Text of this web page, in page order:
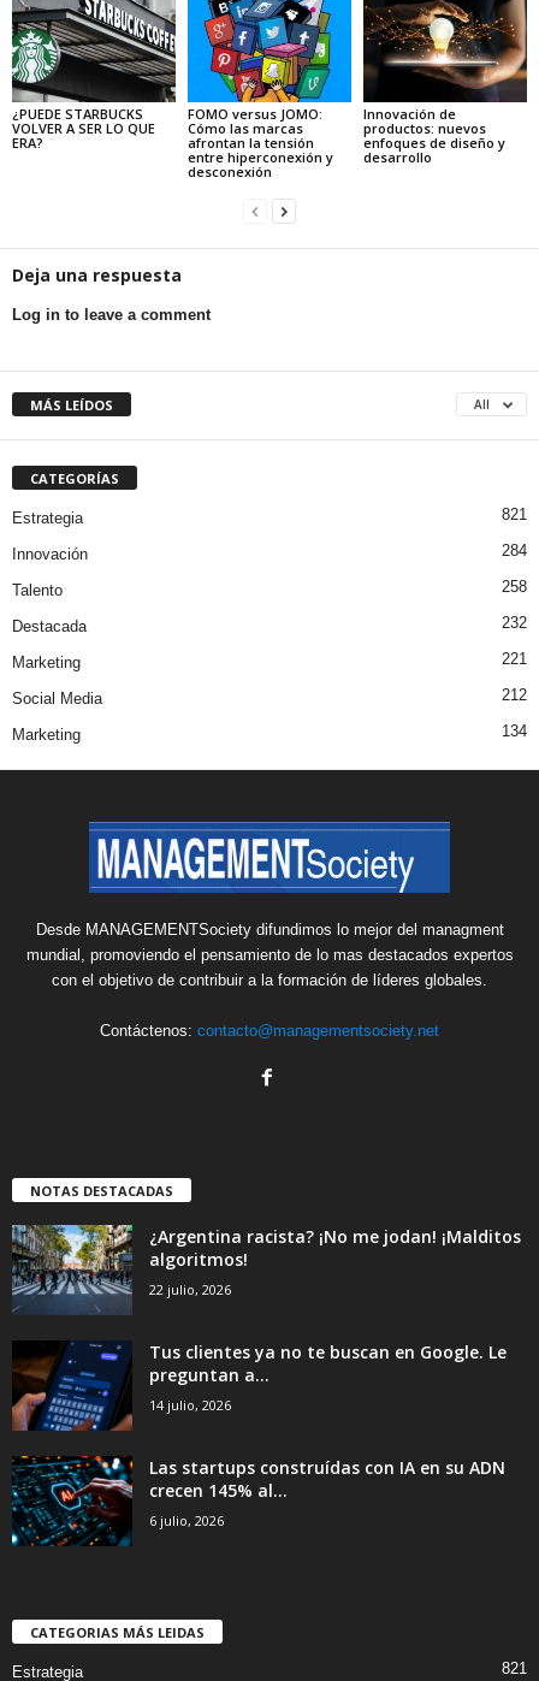
¿PUEDE STARBUCKS
VOLVER A SER LO QUE
ERA?
FOMO versus JOMO:
Cómo las marcas
afrontan la tensión
entre hiperconexión y
desconexión
Innovación de
productos: nuevos
enfoques de diseño y
desarrollo
Deja una respuesta
Log in to leave a comment
MÁS LEÍDOS All
CATEGORÍAS
Estrategia 821
Innovación 284
Talento 258
Destacada 232
Marketing 221
Social Media 212
Marketing 134
Desde MANAGEMENTSociety difundimos lo mejor del managment
mundial, promoviendo el pensamiento de lo mas destacados expertos
con el objetivo de contribuir a la formación de líderes globales.
Contáctenos: contacto@managementsociety.net
NOTAS DESTACADAS
¿Argentina racista? ¡No me jodan! ¡Malditos
algoritmos!
22 julio, 2026
Tus clientes ya no te buscan en Google. Le
preguntan a...
14 julio, 2026
Las startups construídas con IA en su ADN
crecen 145% al...
6 julio, 2026
CATEGORIAS MÁS LEIDAS
Estrategia 821